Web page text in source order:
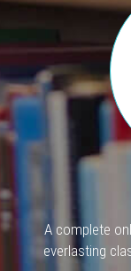
A complete
everlasting